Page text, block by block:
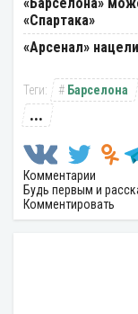
«Спартака»
«Арсенал»
Барселона
...
Комментарии
Будь первым и
Комментировать